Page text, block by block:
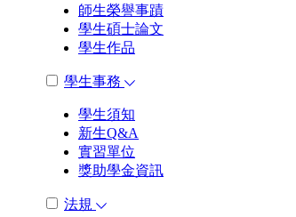
師生榮譽事蹟
學生碩士論文
學生作品
學生事務
學生須知
新生Q&A
實習單位
獎助學金資訊
法規